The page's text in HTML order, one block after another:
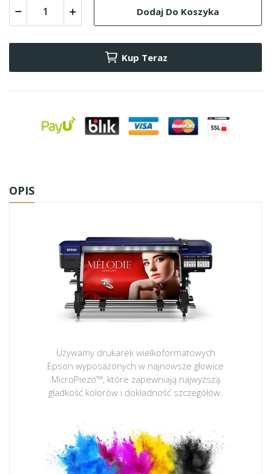
Dodaj Do Koszyka
Kup Teraz
OPIS
Używamy drukarek wielkoformatowych
Epson wyposażonych w najnowsze głowice
MicroPiezo™, które zapewniają najwyższą
gładkość kolorów i dokładność szczegółów.